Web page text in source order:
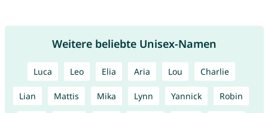
Weitere beliebte Unisex-Namen
Luca Leo Elia Aria Lou Charlie
Lian Mattis Mika Lynn Yannick Robin